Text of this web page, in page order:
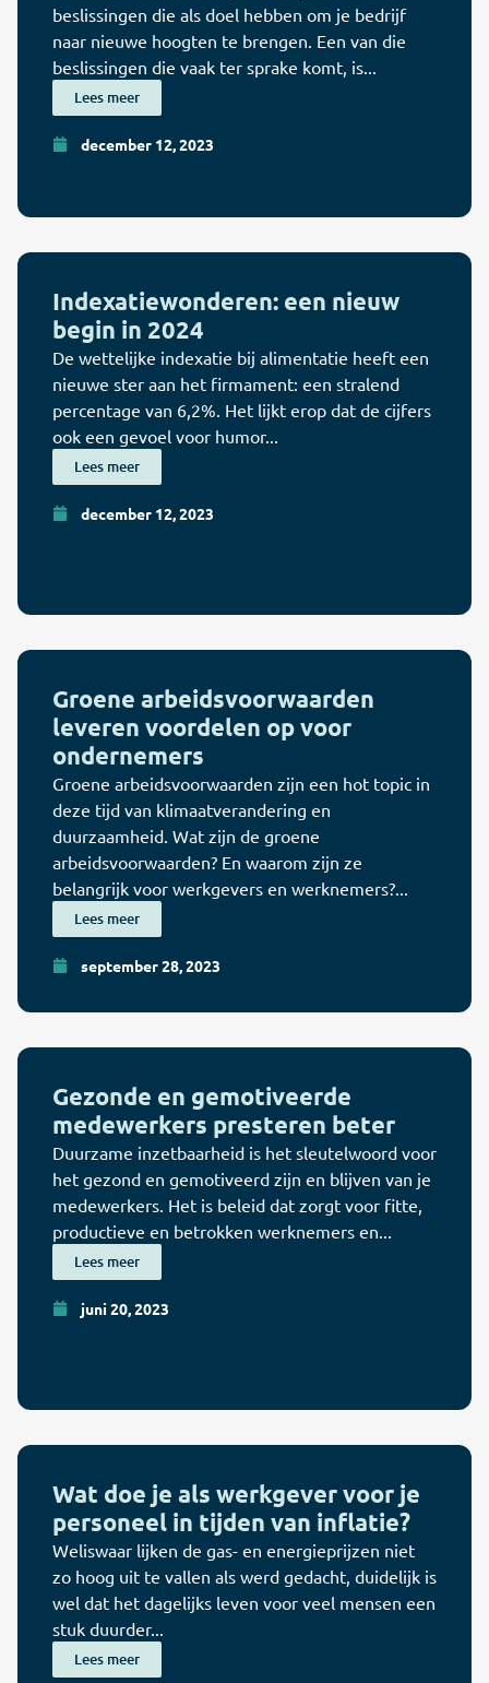
beslissingen die als doel hebben om je bedrijf
naar nieuwe hoogten te brengen. Een van die
beslissingen die vaak ter sprake komt, is...
Lees meer
december 12, 2023
Indexatiewonderen: een nieuw
begin in 2024
De wettelijke indexatie bij alimentatie heeft een
nieuwe ster aan het firmament: een stralend
percentage van 6,2%. Het lijkt erop dat de cijfers
ook een gevoel voor humor...
Lees meer
december 12, 2023
Groene arbeidsvoorwaarden
leveren voordelen op voor
ondernemers
Groene arbeidsvoorwaarden zijn een hot topic in
deze tijd van klimaatverandering en
duurzaamheid. Wat zijn de groene
arbeidsvoorwaarden? En waarom zijn ze
belangrijk voor werkgevers en werknemers?...
Lees meer
september 28, 2023
Gezonde en gemotiveerde
medewerkers presteren beter
Duurzame inzetbaarheid is het sleutelwoord voor
het gezond en gemotiveerd zijn en blijven van je
medewerkers. Het is beleid dat zorgt voor fitte,
productieve en betrokken werknemers en...
Lees meer
juni 20, 2023
Wat doe je als werkgever voor je
personeel in tijden van inflatie?
Weliswaar lijken de gas- en energieprijzen niet
zo hoog uit te vallen als werd gedacht, duidelijk is
wel dat het dagelijks leven voor veel mensen een
stuk duurder...
Lees meer